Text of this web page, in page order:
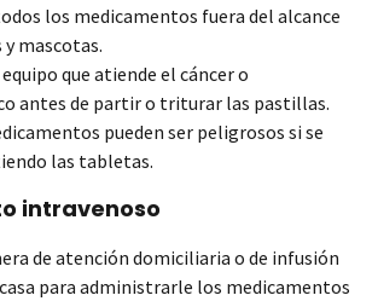
los medicamentos fuera del alcance
mascotas.
que atiende el cáncer o
antes de partir o triturar las pastillas.
pueden ser peligrosos si se
las tabletas.
intravenoso
de atención domiciliaria o de infusión
para administrarle los medicamentos